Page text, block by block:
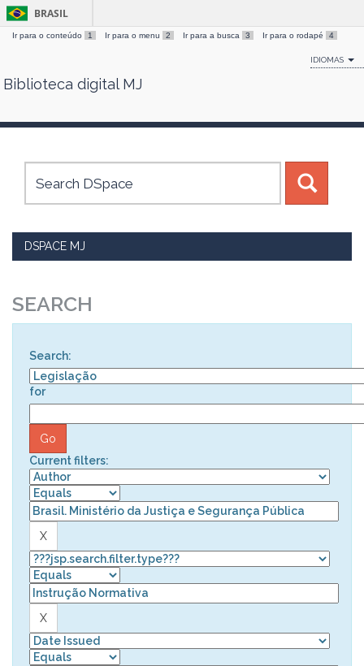
Skip
BRASIL
Ir para o conteúdo 1 Ir para o menu 2 Ir para a busca 3 Ir para o rodapé 4
IDIOMAS
Biblioteca digital MJ
DSPACE MJ
SEARCH
Search:
for
Current filters: